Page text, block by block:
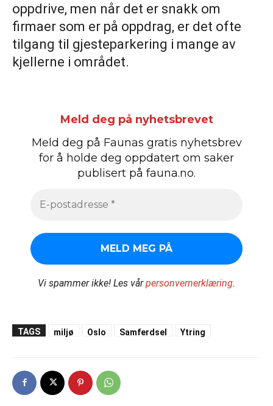
oppdrive, men når det er snakk om
firmaer som er på oppdrag, er det ofte
tilgang til gjesteparkering i mange av
kjellerne i området.
Meld deg på nyhetsbrevet
Meld deg på Faunas gratis nyhetsbrev
for å holde deg oppdatert om saker
publisert på fauna.no.
Vi spammer ikke! Les vårpersonvernerklæring.
TAGS miljø Oslo Samferdsel Ytring